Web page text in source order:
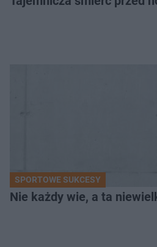
SPORTOWE SUKCESY
Nie każdy wie, a ta